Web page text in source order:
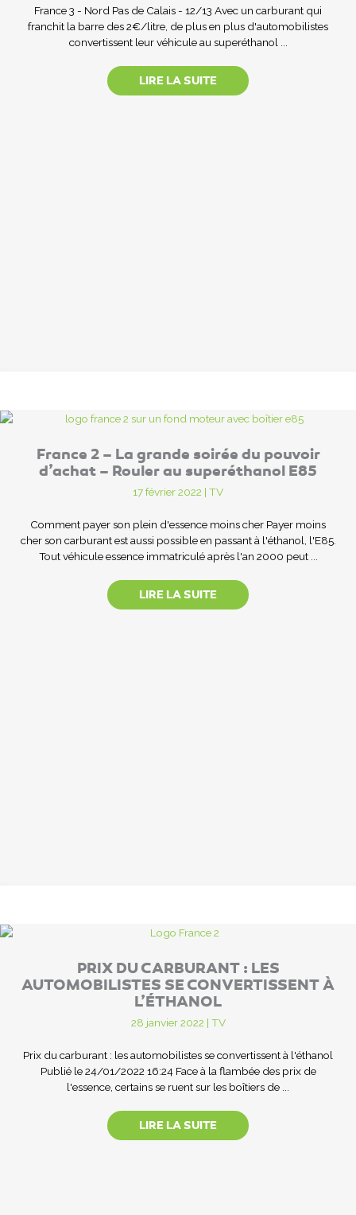
France 3 - Nord Pas de Calais - 12/13 Avec un carburant qui
franchit la barre des 2€/litre, de plus en plus d'automobilistes
convertissent leur véhicule au superéthanol ...
LIRE LA SUITE
France 2 – La grande soirée du pouvoir
d’achat – Rouler au superéthanol E85
17 février 2022 | TV
Comment payer son plein d'essence moins cher Payer moins
cher son carburant est aussi possible en passant à l'éthanol, l'E85.
Tout véhicule essence immatriculé après l'an 2000 peut ...
LIRE LA SUITE
PRIX DU CARBURANT : LES
AUTOMOBILISTES SE CONVERTISSENT À
L’ÉTHANOL
28 janvier 2022 | TV
Prix du carburant : les automobilistes se convertissent à l'éthanol
Publié le 24/01/2022 16:24 Face à la flambée des prix de
l'essence, certains se ruent sur les boîtiers de ...
LIRE LA SUITE